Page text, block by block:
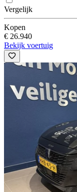
Vergelijk
Kopen
€ 26.940
Bekijk voertuig